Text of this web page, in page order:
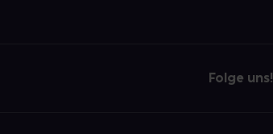
Folge uns!